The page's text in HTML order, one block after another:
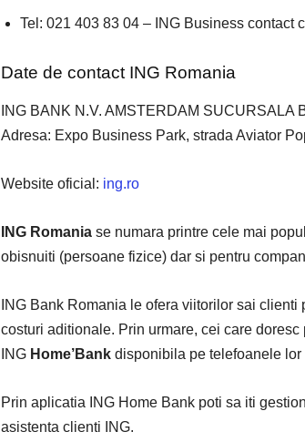
Tel: 021 403 83 04 – ING Business contact
Date de contact ING Romania
ING BANK N.V. AMSTERDAM SUCURSALA
Adresa: Expo Business Park, strada Aviator
Website oficial: ing.ro
ING Romania se numara printre cele mai
obisnuiti (persoane fizice) dar si pentru
ING Bank Romania le ofera viitorilor sai
costuri aditionale. Prin urmare, cei care doresc
ING Home’Bank disponibila pe telefoanele lor
Prin aplicatia ING Home Bank poti sa iti
asistenta clienti ING.